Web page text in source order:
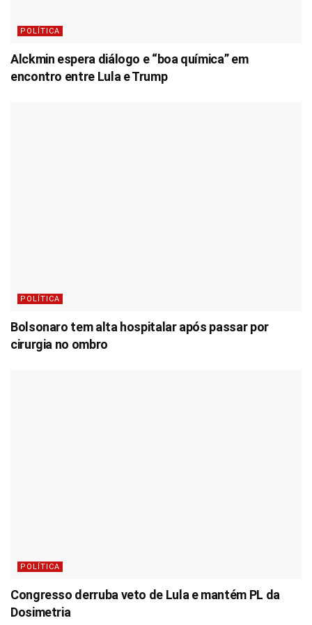
POLÍTICA
Alckmin espera diálogo e “boa química” em
encontro entre Lula e Trump
POLÍTICA
Bolsonaro tem alta hospitalar após passar por
cirurgia no ombro
POLÍTICA
Congresso derruba veto de Lula e mantém PL da
Dosimetria